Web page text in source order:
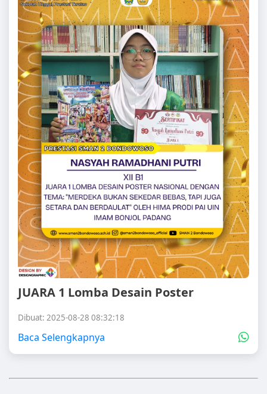
JUARA 1 Lomba Desain Poster
Dibuat: 2025-08-28 08:32:18
Baca Selengkapnya